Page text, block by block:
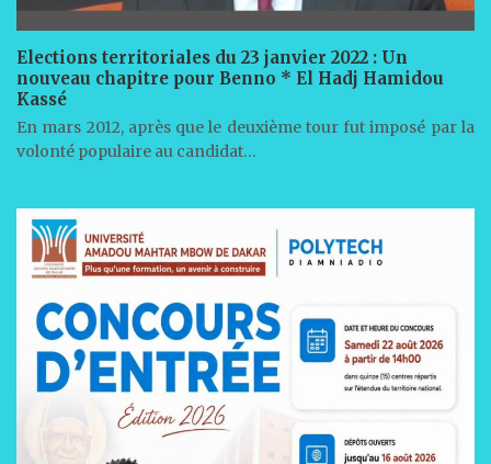
Elections territoriales du 23 janvier 2022 : Un
nouveau chapitre pour Benno * El Hadj Hamidou
Kassé
En mars 2012, après que le deuxième tour fut imposé par la
volonté populaire au candidat…